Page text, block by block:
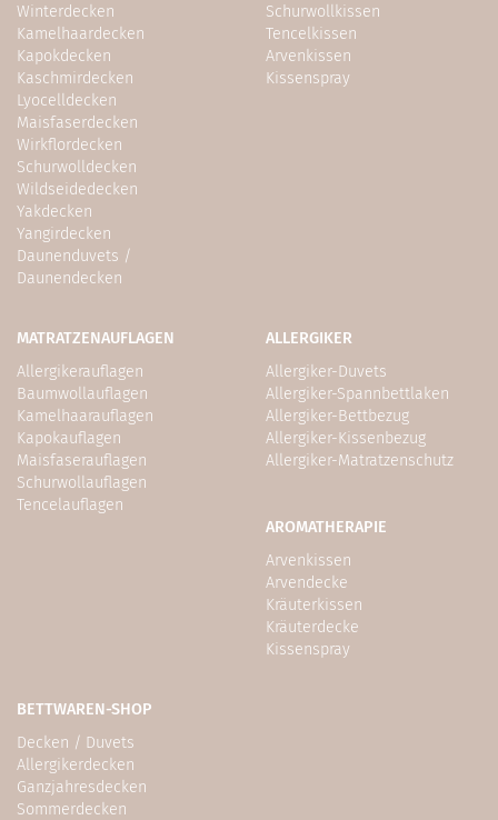
Winterdecken
Kamelhaardecken
Kapokdecken
Kaschmirdecken
Lyocelldecken
Maisfaserdecken
Wirkflordecken
Schurwolldecken
Wildseidedecken
Yakdecken
Yangirdecken
Daunenduvets /
Daunendecken
Schurwollkissen
Tencelkissen
Arvenkissen
Kissenspray
MATRATZENAUFLAGEN
Allergikerauflagen
Baumwollauflagen
Kamelhaarauflagen
Kapokauflagen
Maisfaserauflagen
Schurwollauflagen
Tencelauflagen
ALLERGIKER
Allergiker-Duvets
Allergiker-Spannbettlaken
Allergiker-Bettbezug
Allergiker-Kissenbezug
Allergiker-Matratzenschutz
AROMATHERAPIE
Arvenkissen
Arvendecke
Kräuterkissen
Kräuterdecke
Kissenspray
BETTWAREN-SHOP
Decken / Duvets
Allergikerdecken
Ganzjahresdecken
Sommerdecken